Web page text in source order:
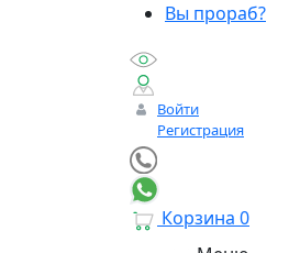
Вы прораб?
Войти
Регистрация
Корзина 0